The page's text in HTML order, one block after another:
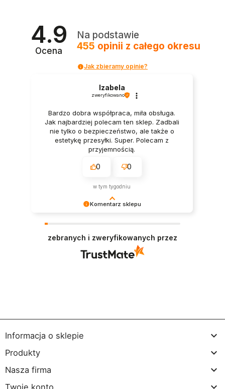
4.9
Ocena
Na podstawie
455 opinii z całego okresu
Jak zbieramy opinie?
Komentarz sklepu
że jesteśmy na właściwym torze :) Z
pozdrowieniami, obsługa sklepu.
Izabela
zweryfikowano
Bardzo dobra współpraca, miła obsługa.
Jak najbardziej polecam ten sklep. Zadbali
nie tylko o bezpieczeństwo, ale także o
estetykę przesyłki. Super. Polecam z
przyjemnością.
0 0
w tym tygodniu
zebranych i zweryfikowanych przez
Informacja o sklepie 
Produkty 
Nasza firma 
Twoje konto